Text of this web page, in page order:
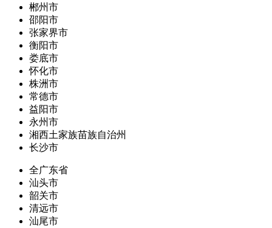
郴州市
邵阳市
张家界市
衡阳市
娄底市
怀化市
株洲市
常德市
益阳市
永州市
湘西土家族苗族自治州
长沙市
全广东省
汕头市
韶关市
清远市
汕尾市